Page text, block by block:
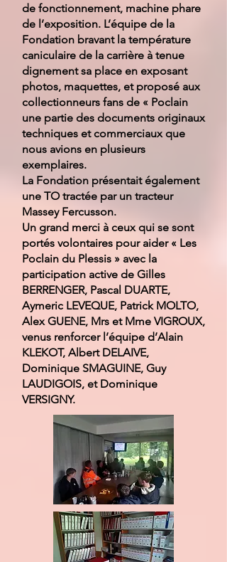
de fonctionnement, machine phare
de l’exposition. L’équipe de la
Fondation bravant la température
caniculaire de la carrière à tenue
dignement sa place en exposant
photos, maquettes, et proposé aux
collectionneurs fans de « Poclain
une partie des documents originaux
techniques et commerciaux que
nous avions en plusieurs
exemplaires.
La Fondation présentait également
une TO tractée par un tracteur
Massey Fercusson.
Un grand merci à ceux qui se sont
portés volontaires pour aider « Les
Poclain du Plessis » avec la
participation active de Gilles
BERRENGER, Pascal DUARTE,
Aymeric LEVEQUE, Patrick MOLTO,
Alex GUENE, Mrs et Mme VIGROUX,
venus renforcer l’équipe d’Alain
KLEKOT, Albert DELAIVE,
Dominique SMAGUINE, Guy
LAUDIGOIS, et Dominique
VERSIGNY.